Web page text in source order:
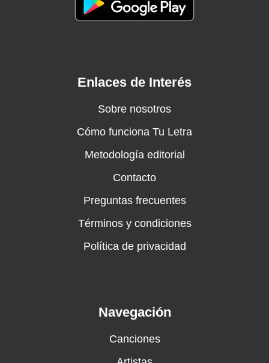
Enlaces de Interés
Sobre nosotros
Cómo funciona Tu Letra
Metodología editorial
Contacto
Preguntas frecuentes
Términos y condiciones
Política de privacidad
Navegación
Canciones